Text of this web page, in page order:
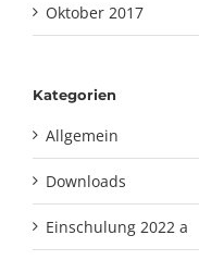
Oktober 2017
Kategorien
Allgemein
Downloads
Einschulung 2022 a